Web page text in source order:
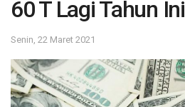
60 T Lagi Tahun Ini
Senin, 22 Maret 2021